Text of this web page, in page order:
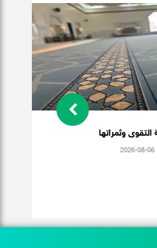
التقوى وثمراتها
2026-08-06